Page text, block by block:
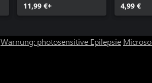
11,99 €+ 4,99 €
Warnung: photosensitive Epilepsie